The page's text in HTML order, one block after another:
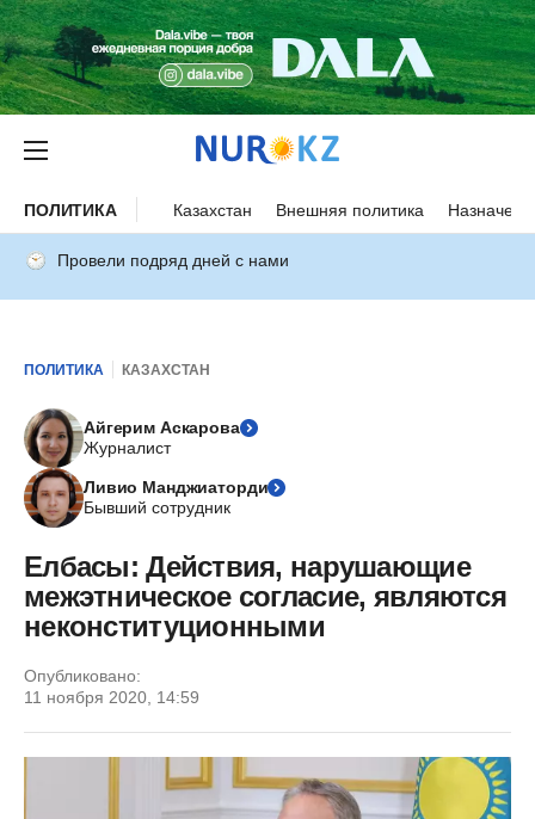
ПОЛИТИКА Казахстан Внешняя политика
Провели подряд дней с нами
ПОЛИТИКА КАЗАХСТАН
Айгерим Аскарова
Журналист
Ливио Манджиаторди
Бывший сотрудник
Елбасы: Действия, нарушающие
межэтническое согласие, являются
неконституционными
Опубликовано:
11 ноября 2020, 14:59